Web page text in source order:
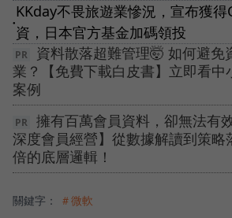
●
KKday不畏旅遊業慘況，宣布獲得
資，日本官方基金加碼領投
資料散落超難管理🤯 如何避免
業？【免費下載白皮書】立即看中
案例
擁有百萬會員資料，卻無法有
深度會員經營】從數據解讀到策略
倍的底層邏輯！
關鍵字： ＃微軟